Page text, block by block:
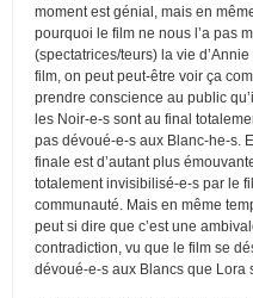
moment est génial, mais en
pourquoi le film ne nous l’a pas
(spectatrices/teurs) la vie
film, on peut peut-être voir ça
prendre conscience au public
les Noir-e-s sont au final
pas dévoué-e-s aux Blanc-he-s.
finale est d’autant plus
totalement invisibilisé-e-s par le
communauté. Mais en même
peut si dire que c’est une
contradiction, vu que le film se
dévoué-e-s aux Blancs que Lora